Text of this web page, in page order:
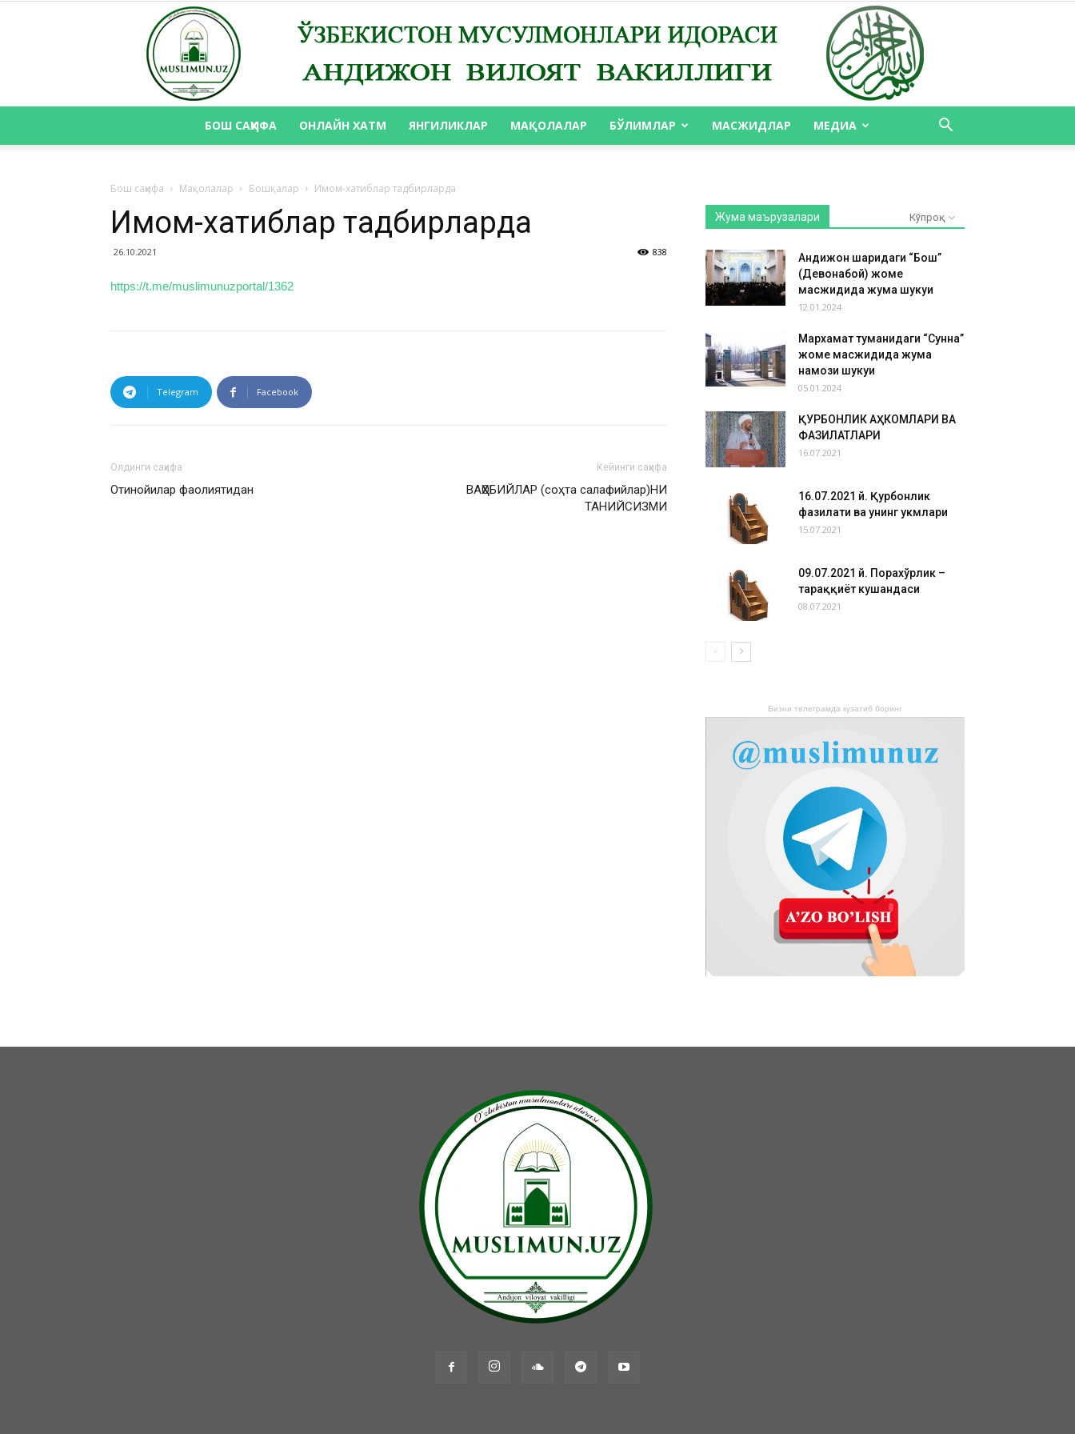
БОШ САҲИФА ОНЛАЙН ХАТМ ЯНГИЛИКЛАР МАҚОЛАЛАР БЎЛИМЛАР МАСЖИДЛАР МЕДИА
Бош саҳифа Мақолалар Бошқалар Имом-хатиблар тадбирларда
Имом-хатиблар тадбирларда
26.10.2021 838
https://t.me/muslimunuzportal/1362
Telegram Facebook
Олдинги саҳифа
Отинойилар фаолиятидан
Кейинги саҳифа
ВАҲҲОБИЙЛАР (соҳта салафийлар)НИ
ТАНИЙСИЗМИ
Жума маърузалари Кўпроқ
Андижон шаҳридаги “Бош”
(Девонабой) жоме
масжидида жума шукуҳи
12.01.2024
Мархамат туманидаги “Сунна”
жоме масжидида жума
намози шукуҳи
05.01.2024
ҚУРБОНЛИК АҲКОМЛАРИ ВА
ФАЗИЛАТЛАРИ
16.07.2021
16.07.2021 й. Қурбонлик
фазилати ва унинг ҳукмлари
15.07.2021
09.07.2021 й. Порахўрлик –
тараққиёт кушандаси
08.07.2021
Бизни телеграмда кузатиб боринг